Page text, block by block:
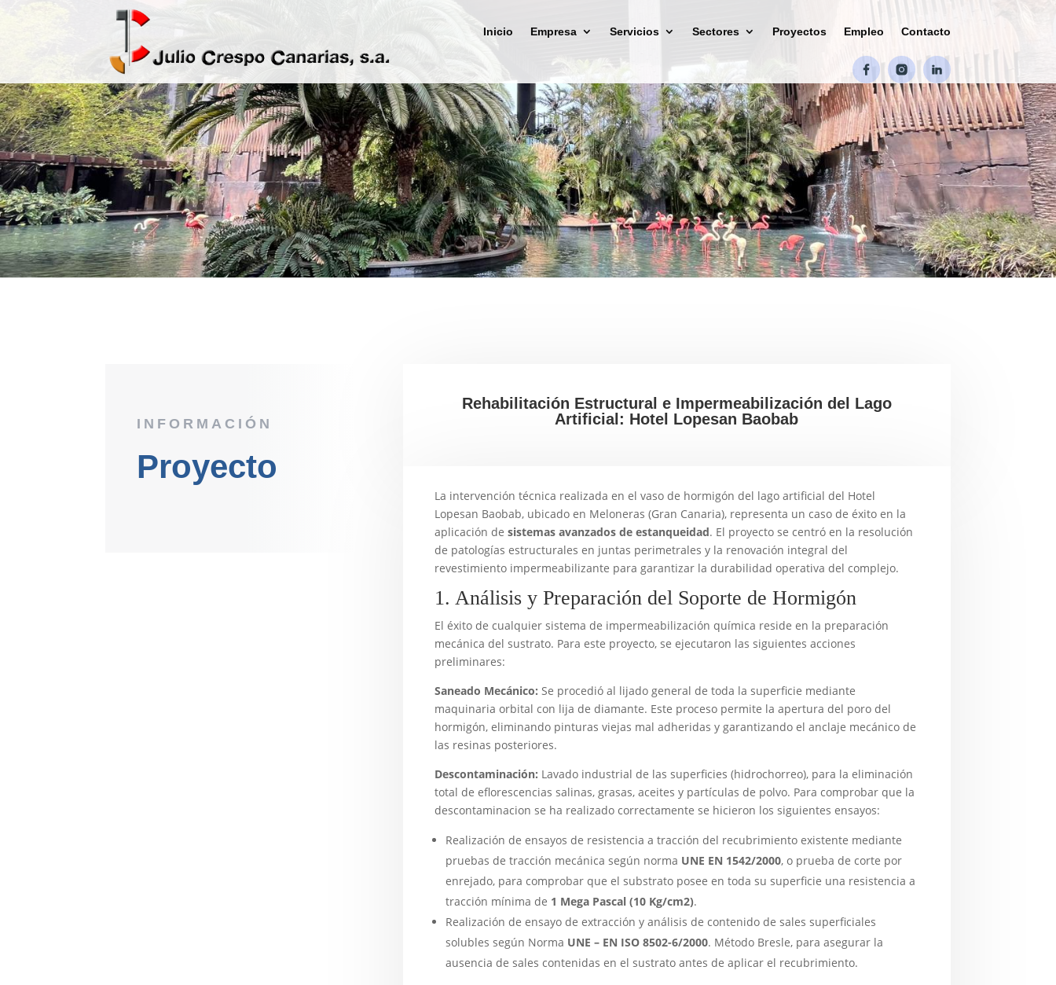
Inicio Empresa Servicios Sectores Proyectos Empleo Contacto
INFORMACIÓN
Proyecto
Rehabilitación Estructural e Impermeabilización del Lago
Artificial: Hotel Lopesan Baobab
La intervención técnica realizada en el vaso de hormigón del lago artificial del Hotel
Lopesan Baobab, ubicado en Meloneras (Gran Canaria), representa un caso de éxito en la
aplicación de sistemas avanzados de estanqueidad. El proyecto se centró en la resolución
de patologías estructurales en juntas perimetrales y la renovación integral del
revestimiento impermeabilizante para garantizar la durabilidad operativa del complejo.
1. Análisis y Preparación del Soporte de Hormigón
El éxito de cualquier sistema de impermeabilización química reside en la preparación
mecánica del sustrato. Para este proyecto, se ejecutaron las siguientes acciones
preliminares:
Saneado Mecánico: Se procedió al lijado general de toda la superficie mediante
maquinaria orbital con lija de diamante. Este proceso permite la apertura del poro del
hormigón, eliminando pinturas viejas mal adheridas y garantizando el anclaje mecánico de
las resinas posteriores.
Descontaminación: Lavado industrial de las superficies (hidrochorreo), para la eliminación
total de eflorescencias salinas, grasas, aceites y partículas de polvo. Para comprobar que la
descontaminacion se ha realizado correctamente se hicieron los siguientes ensayos:
Realización de ensayos de resistencia a tracción del recubrimiento existente mediante
pruebas de tracción mecánica según norma UNE EN 1542/2000, o prueba de corte por
enrejado, para comprobar que el substrato posee en toda su superficie una resistencia a
tracción mínima de 1 Mega Pascal (10 Kg/cm2).
Realización de ensayo de extracción y análisis de contenido de sales superficiales
solubles según Norma UNE – EN ISO 8502-6/2000. Método Bresle, para asegurar la
ausencia de sales contenidas en el sustrato antes de aplicar el recubrimiento.